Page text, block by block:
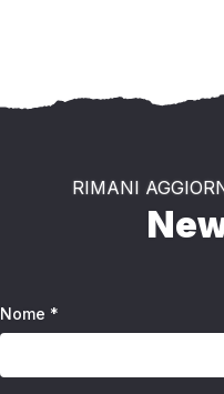
RIMANI
Nome *